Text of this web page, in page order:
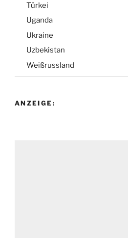
Türkei
Uganda
Ukraine
Uzbekistan
Weißrussland
ANZEIGE: